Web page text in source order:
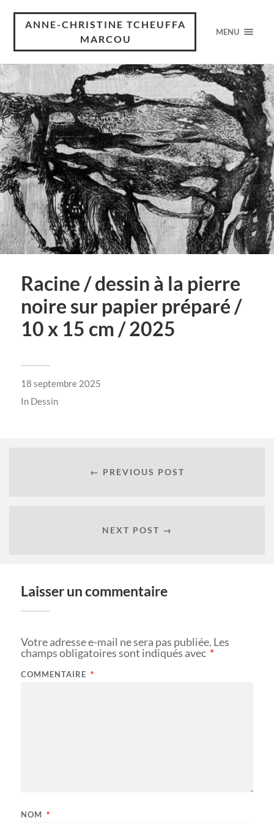
ANNE-CHRISTINE TCHEUFFA
MARCOU
MENU
Racine / dessin à la pierre
noire sur papier préparé /
10 x 15 cm / 2025
18 septembre 2025
In Dessin
← PREVIOUS POST
NEXT POST →
Laisser un commentaire
Votre adresse e-mail ne sera pas publiée. Les
champs obligatoires sont indiqués avec *
COMMENTAIRE *
NOM *